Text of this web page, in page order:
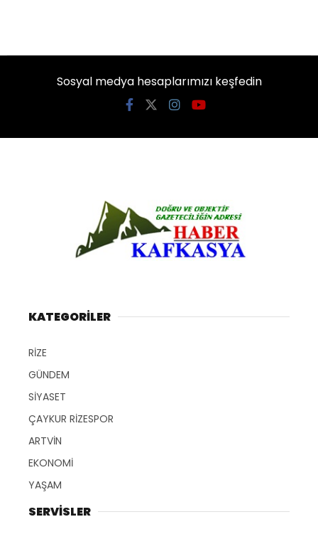
Sosyal medya hesaplarımızı keşfedin
KATEGORİLER
RİZE
GÜNDEM
SİYASET
ÇAYKUR RİZESPOR
ARTVİN
EKONOMİ
YAŞAM
SERVİSLER